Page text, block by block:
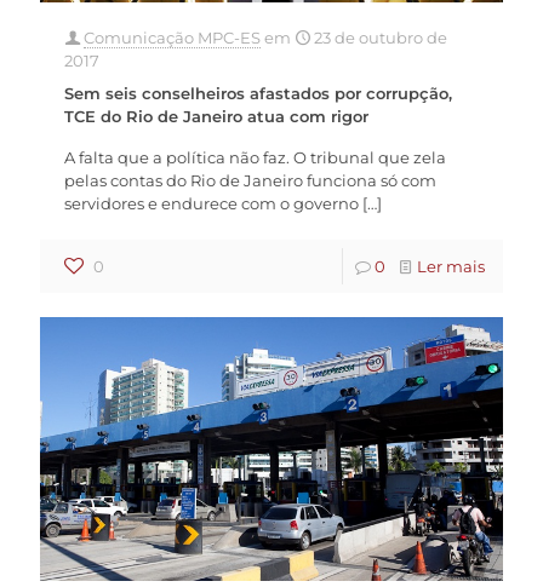
Comunicação MPC-ESem
23 de outubro de
2017
Sem seis conselheiros afastados por corrupção,
TCE do Rio de Janeiro atua com rigor
A falta que a política não faz. O tribunal que zela
pelas contas do Rio de Janeiro funciona só com
servidores e endurece com o governo […]
0 0 Ler mais